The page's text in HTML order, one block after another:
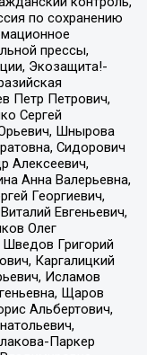
по сохранению
прессы,
Экозащита!-
Петр Петрович,
Сергей
Шнырова
Сидорович
Алексеевич,
Анна Валерьевна,
Георгиевич,
Евгеньевич,
Олег
Григорий
Каргалицкий
Исламов
Щаров
Альбертович,
Паркер